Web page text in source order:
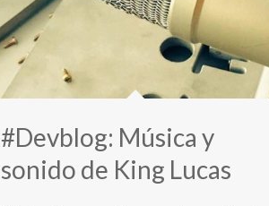
#Devblog: Música y
sonido de King Lucas